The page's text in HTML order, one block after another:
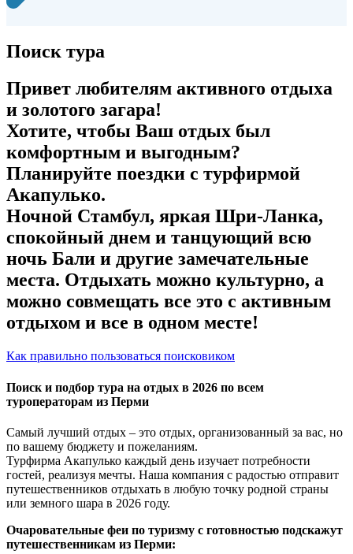
Поиск тура
Привет любителям активного отдыха
и золотого загара!
Хотите, чтобы Ваш отдых был
комфортным и выгодным?
Планируйте поездки с турфирмой
Акапулько.
Ночной Стамбул, яркая Шри-Ланка,
спокойный днем и танцующий всю
ночь Бали и другие замечательные
места. Отдыхать можно культурно, а
можно совмещать все это с активным
отдыхом и все в одном месте!
Как правильно пользоваться поисковиком
Поиск и подбор тура на отдых в 2026 по всем
туроператорам из Перми
Самый лучший отдых – это отдых, организованный за вас, но
по вашему бюджету и пожеланиям.
Турфирма Акапулько каждый день изучает потребности
гостей, реализуя мечты. Наша компания с радостью отправит
путешественников отдыхать в любую точку родной страны
или земного шара в 2026 году.
Очаровательные феи по туризму с готовностью подскажут
путешественникам из Перми: